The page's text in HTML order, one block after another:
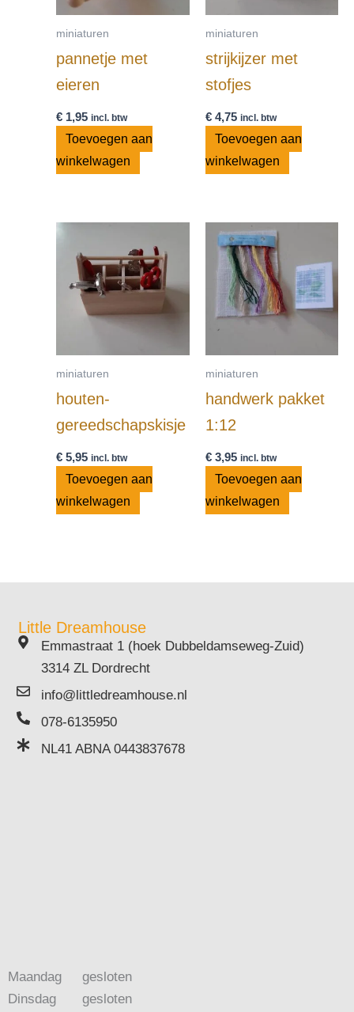
miniaturen
pannetje met
eieren
€ 1,95 incl. btw
Toevoegen aan
winkelwagen
miniaturen
strijkijzer met
stofjes
€4,75 incl. btw
Toevoegen aan
winkelwagen
miniaturen
houten-
gereedschapskisje
€ 5,95 incl. btw
Toevoegen aan
winkelwagen
miniaturen
handwerk pakket
1:12
€3,95 incl. btw
Toevoegen aan
winkelwagen
Little Dreamhouse
Emmastraat 1 (hoek Dubbeldamseweg-Zuid)
3314 ZL Dordrecht
info@littledreamhouse.nl
078-6135950
NL41 ABNA 0443837678
Maandag
Dinsdag
gesloten
gesloten